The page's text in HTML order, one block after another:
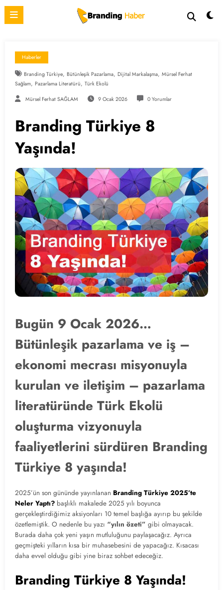
İçeriğe
Haberler
Branding Türkiye, Bütünleşik Pazarlama, Dijital Markalaşma, Mürsel Ferhat
Sağlam, Pazarlama Literatürü, Türk Ekolü
Mürsel Ferhat SAĞLAM 9 Ocak 2026 0 Yorumlar
Branding Türkiye 8
Yaşında!
Bugün 9 Ocak 2026…
Bütünleşik pazarlama ve iş –
ekonomi mecrası misyonuyla
kurulan ve iletişim – pazarlama
literatüründe Türk Ekolü
oluşturma vizyonuyla
faaliyetlerini sürdüren Branding
Türkiye 8 yaşında!
2025’ün son gününde yayınlanan Branding Türkiye 2025’te
Neler Yaptı? başlıklı makalede 2025 yılı boyunca
gerçekleştirdiğimiz aksiyonları 10 temel başlığa ayırıp bu şekilde
özetlemiştik. O nedenle bu yazı “yılın özeti” gibi olmayacak.
Burada daha çok yeni yaşın mutluluğunu paylaşacağız. Ayrıca
geçmişteki yılların kısa bir muhasebesini de yapacağız. Kısacası
daha evvel olduğu gibi yine biraz sohbet edeceğiz.
Branding Türkiye 8 Yaşında!